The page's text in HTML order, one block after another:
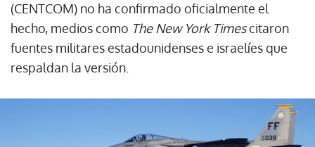
(CENTCOM) no ha confirmado oficialmente el
hecho, medios como The New York Timescitaron
fuentes militares estadounidenses e israelíes que
respaldan la versión.